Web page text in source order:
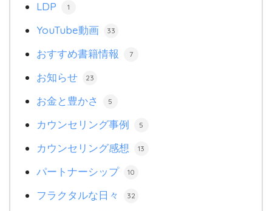
LDP 1
YouTube動画 33
おすすめ書籍情報 7
お知らせ 23
お金と豊かさ 5
カウンセリング事例 5
カウンセリング感想 13
パートナーシップ 10
フラクタルな日々 32